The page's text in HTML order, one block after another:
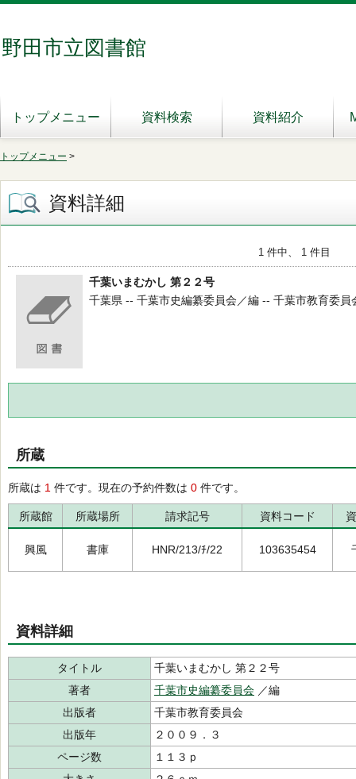
野田市立図書館
トップメニュー 資料検索 資料紹介
トップメニュー >
資料詳細
1 件中、 1 件目
千葉いまむかし 第２２号
千葉県 -- 千葉市史編纂委員会／編 -- 千葉市教育委
所蔵
所蔵は 1 件です。現在の予約件数は 0 件です。
所蔵館 所蔵場所 請求記号 資料コード
興風 書庫 HNR/213/ﾁ/22 103635454
資料詳細
タイトル
千葉いまむかし 第２２号
著者
千葉市史編纂委員会 ／編
出版者
千葉市教育委員会
出版年
２００９．３
ページ数
１１３ｐ